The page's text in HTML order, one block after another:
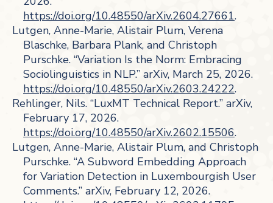
https://doi.org/10.48550/arXiv.2604.27661.
Lutgen, Anne-Marie, Alistair Plum, Verena
Blaschke, Barbara Plank, and Christoph
Purschke. “Variation Is the Norm: Embracing
Sociolinguistics in NLP.” arXiv, March 25, 2026.
https://doi.org/10.48550/arXiv.2603.24222.
Rehlinger, Nils. “LuxMT Technical Report.” arXiv,
February 17, 2026.
https://doi.org/10.48550/arXiv.2602.15506.
Lutgen, Anne-Marie, Alistair Plum, and Christoph
Purschke. “A Subword Embedding Approach
for Variation Detection in Luxembourgish User
Comments.” arXiv, February 12, 2026.